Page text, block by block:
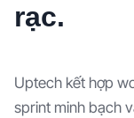
rạc.
Uptech kết hợp
sprint minh bạch